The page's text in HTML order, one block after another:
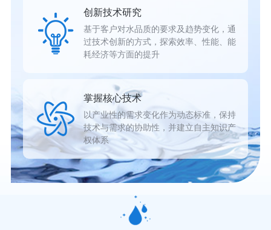
创新技术研究
基于客户对水品质的要求及趋势变化，通
过技术创新的方式，探索效率、性能、能
耗经济等方面的提升
掌握核心技术
以产业性的需求变化作为动态标准，保持
技术与需求的协助性，并建立自主知识产
权体系